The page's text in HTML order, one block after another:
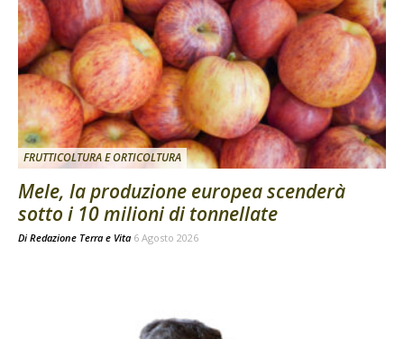
FRUTTICOLTURA E ORTICOLTURA
Mele, la produzione europea scenderà
sotto i 10 milioni di tonnellate
Di Redazione Terra e Vita 6 Agosto 2026